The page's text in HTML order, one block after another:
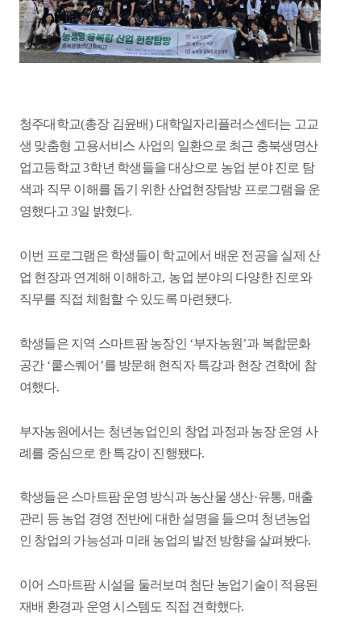
청주대학교(총장 김윤배) 대학일자리플러스센터는 고교
생 맞춤형 고용서비스 사업의 일환으로 최근 충북생명산
업고등학교3학년 학생들을 대상으로 농업 분야 진로 탐
색과 직무 이해를 돕기 위한 산업현장탐방 프로그램을 운
영했다고3일 밝혔다.
이번 프로그램은 학생들이 학교에서 배운 전공을 실제 산
업 현장과 연계해 이해하고, 농업 분야의 다양한 진로와
직무를 직접 체험할 수 있도록 마련됐다.
학생들은 지역 스마트팜 농장인 ‘부자농원’과 복합문화
공간 ‘뤁스퀘어 ’를 방문해 현직자 특강과 현장 견학에 참
여했다.
부자농원에서는 청년농업인의 창업 과정과 농장 운영 사
례를 중심으로 한 특강이 진행됐다.
학생들은 스마트팜 운영 방식과 농산물 생산·유통, 매출
관리 등 농업 경영 전반에 대한 설명을 들으며 청년농업
인 창업의 가능성과 미래 농업의 발전 방향을 살펴봤다.
이어 스마트팜 시설을 둘러보며 첨단 농업기술이 적용된
재배 환경과 운영 시스템도 직접 견학했다.